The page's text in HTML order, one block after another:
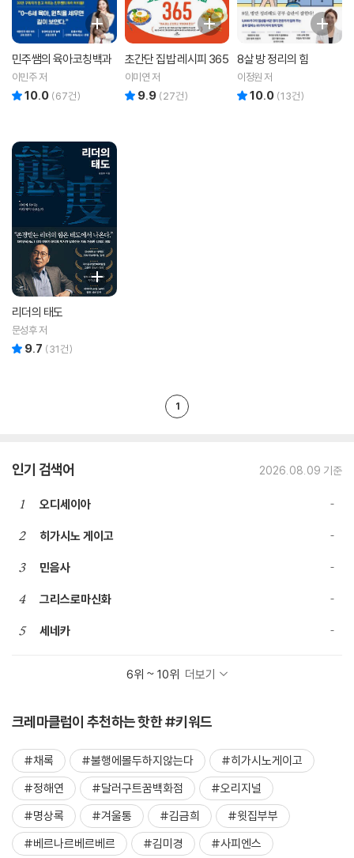
민주쌤의 육아코칭백과
이민주 저
10.0 (67건)
초간단 집밥 레시피 365
이미연 저
9.9 (27건)
8살 방 정리의 힘
이정원 저
10.0 (13건)
리더의 태도
문성후 저
9.7 (31건)
1
인기 검색어 2026.08.09 기준
1 오디세이아
2 히가시노 게이고
3 민음사
4 그리스로마신화
5 세네카
6위 ~ 10위 더보기
크레마클럽이 추천하는 핫한 #키워드
#채록 #불행에몰두하지않는다
#히가시노게이고
#정해연
#달러구트꿈백화점
#오리지널
#명상록
#겨울통 #김금희
#윗집부부
#베르나르베르베르
#김미경 #사피엔스